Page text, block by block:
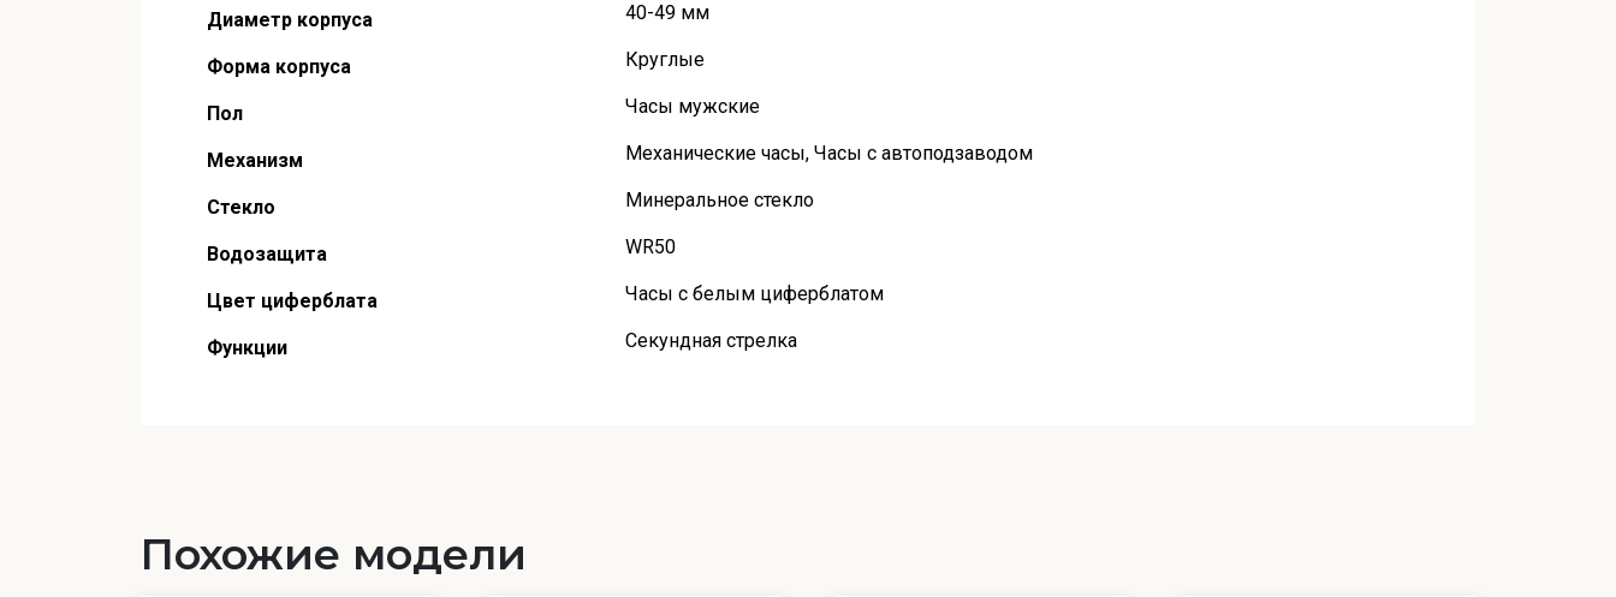
Диаметр корпуса 40-49 мм
Форма корпуса Круглые
Пол Часы мужские
Механизм Механические часы, Часы с автоподзаводом
Стекло Минеральное стекло
Водозащита WR50
Цвет циферблата Часы с белым циферблатом
Функции Секундная стрелка
Похожие модели